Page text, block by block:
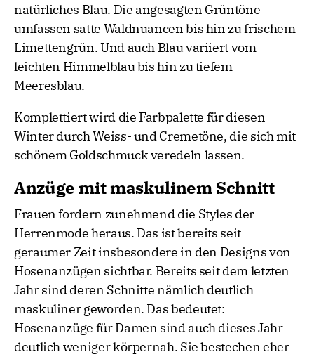
natürliches Blau. Die angesagten Grüntöne
umfassen satte Waldnuancen bis hin zu frischem
Limettengrün. Und auch Blau variiert vom
leichten Himmelblau bis hin zu tiefem
Meeresblau.
Komplettiert wird die Farbpalette für diesen
Winter durch Weiss- und Cremetöne, die sich mit
schönem Goldschmuck veredeln lassen.
Anzüge mit maskulinem Schnitt
Frauen fordern zunehmend die Styles der
Herrenmode heraus. Das ist bereits seit
geraumer Zeit insbesondere in den Designs von
Hosenanzügen sichtbar. Bereits seit dem letzten
Jahr sind deren Schnitte nämlich deutlich
maskuliner geworden. Das bedeutet:
Hosenanzüge für Damen sind auch dieses Jahr
deutlich weniger körpernah. Sie bestechen eher